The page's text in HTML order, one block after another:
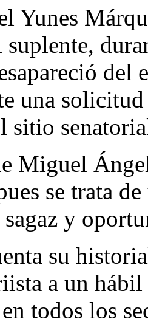
Yunes
del
una
sitio
Miguel
se trata
y
su
a un hábil
todos los